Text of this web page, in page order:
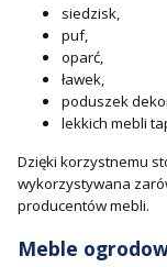
siedzisk,
puf,
oparć,
ławek,
poduszek
lekkich mebli
Dzięki korzystnemu
wykorzystywana
producentów mebli.
Meble